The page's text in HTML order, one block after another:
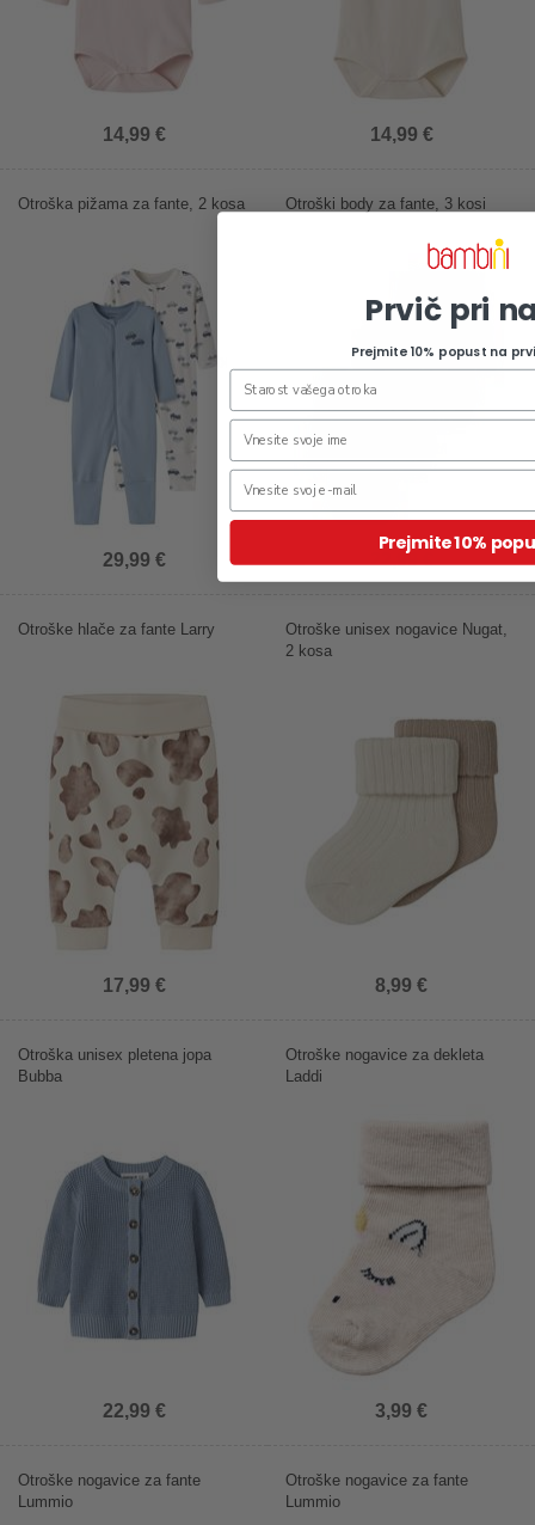
14,99 € 14,99 €
Otroška pižama za fante, 2 kosa
29,99 €
Otroški body za fante, 3 kosi
22,99 €
Otroške hlače za fante Larry
17,99 €
Otroške unisex nogavice Nugat,
2 kosa
8,99 €
Otroška unisex pletena jopa
Bubba
22,99 €
Otroške nogavice za dekleta
Laddi
3,99 €
Otroške nogavice za fante
Lummio
Otroške nogavice za fante
Lummio
Prvič pri
Prejmite 10% popust na
Prejmite 10%